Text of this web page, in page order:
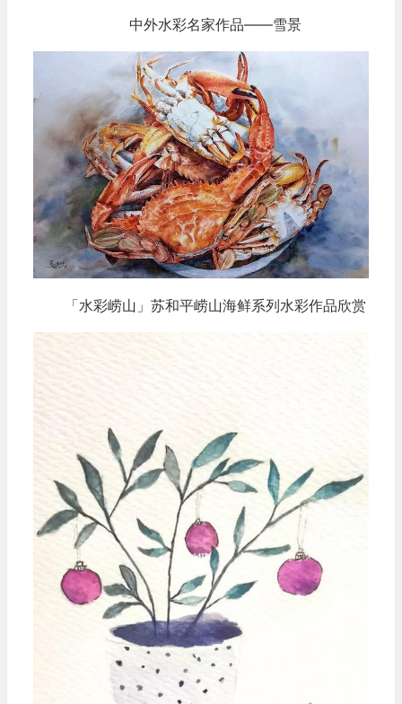
中外水彩名家作品——雪景
「水彩崂山」苏和平崂山海鲜系列水彩作品欣赏